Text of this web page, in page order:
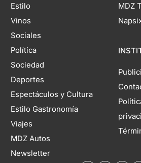
Estilo
Vinos
Sociales
Política
Sociedad
Deportes
Espectáculos y Cultura
Estilo Gastronomía
Viajes
MDZ Autos
Newsletter
MDZ